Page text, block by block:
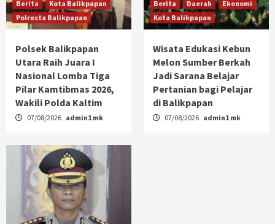
Berita
Kota Balikpapan
Polresta Balikpapan
Polsek Balikpapan
Utara Raih Juara I
Nasional Lomba Tiga
Pilar Kamtibmas 2026,
Wakili Polda Kaltim
07/08/2026 admin1 mk
Berita Daerah
Ekonomi
Kota Balikpapan
Wisata Edukasi Kebun
Melon Sumber Berkah
Jadi Sarana Belajar
Pertanian bagi Pelajar
di Balikpapan
07/08/2026 admin1 mk